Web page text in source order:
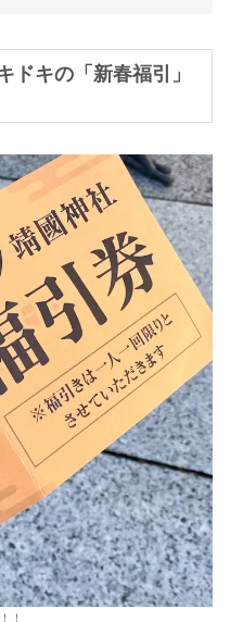
ドキの「新春福引」
！